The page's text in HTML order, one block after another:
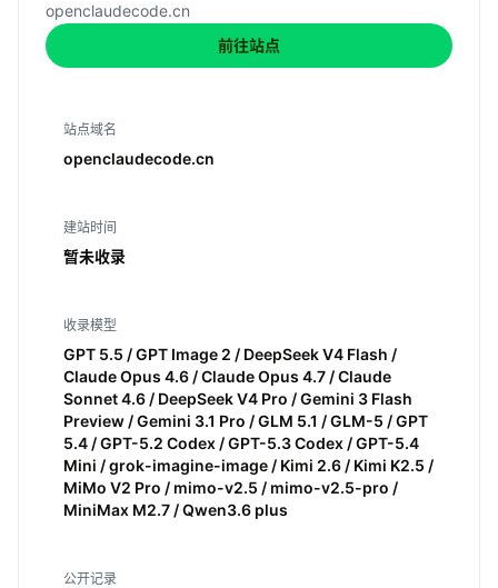
openclaudecode.cn
前往站点
站点域名
openclaudecode.cn
建站时间
暂未收录
收录模型
GPT 5.5 / GPT Image 2 / DeepSeek V4 Flash /
Claude Opus 4.6 / Claude Opus 4.7 / Claude
Sonnet 4.6 / DeepSeek V4 Pro / Gemini 3 Flash
Preview / Gemini 3.1 Pro / GLM 5.1 / GLM-5 / GPT
5.4 / GPT-5.2 Codex / GPT-5.3 Codex / GPT-5.4
Mini / grok-imagine-image / Kimi 2.6 / Kimi K2.5 /
MiMo V2 Pro / mimo-v2.5 / mimo-v2.5-pro /
MiniMax M2.7 / Qwen3.6 plus
公开记录